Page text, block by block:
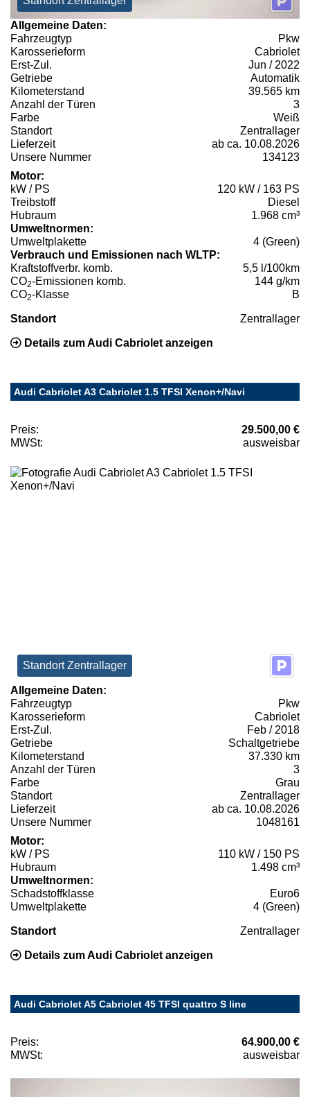
Allgemeine Daten:
Fahrzeugtyp
Pkw
Karosserieform
Cabriolet
Erst-Zul.
Jun / 2022
Getriebe
Automatik
Kilometerstand
39.565 km
Anzahl der Türen
3
Farbe
Weiß
Standort
Zentrallager
Lieferzeit
ab ca. 10.08.2026
Unsere Nummer
134123
Motor:
kW / PS
120 kW / 163 PS
Treibstoff
Diesel
Hubraum
1.968 cm³
Umweltnormen:
Umweltplakette
4 (Green)
Verbrauch und Emissionen nach WLTP:
Kraftstoffverbr. komb.
5,5 l/100km
CO2-Emissionen komb.
144 g/km
CO2-Klasse B
Standort Zentrallager
Details zum Audi Cabriolet anzeigen
Audi Cabriolet A3 Cabriolet 1.5 TFSI Xenon+/Navi
Preis:
29.500,00 €
MWSt:
ausweisbar
Standort Zentrallager
Allgemeine Daten:
Fahrzeugtyp
Pkw
Karosserieform
Cabriolet
Erst-Zul.
Feb / 2018
Getriebe
Schaltgetriebe
Kilometerstand
37.330 km
Anzahl der Türen
3
Farbe
Grau
Standort
Zentrallager
Lieferzeit
ab ca. 10.08.2026
Unsere Nummer
1048161
Motor:
kW / PS
110 kW / 150 PS
Hubraum
1.498 cm³
Umweltnormen:
Schadstoffklasse
Euro6
Umweltplakette
4 (Green)
Standort Zentrallager
Details zum Audi Cabriolet anzeigen
Audi Cabriolet A5 Cabriolet 45 TFSI quattro S line
Preis:
64.900,00 €
MWSt:
ausweisbar